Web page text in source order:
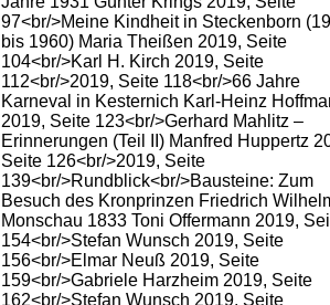
97<br/>Meine Kindheit in Steckenborn
bis 1960) Maria Theißen 2019, Seite
104<br/>Karl H. Kirch 2019, Seite
112<br/>2019, Seite 118<br/>66 Jahre
Karneval in Kesternich Karl-Heinz
2019, Seite 123<br/>Gerhard Mahlitz –
Erinnerungen (Teil II) Manfred Huppertz
Seite 126<br/>2019, Seite
139<br/>Rundblick<br/>Bausteine: Zum
Besuch des Kronprinzen Friedrich
Monschau 1833 Toni Offermann 2019,
154<br/>Stefan Wunsch 2019, Seite
156<br/>Elmar Neuß 2019, Seite
159<br/>Gabriele Harzheim 2019, Seite
162<br/>Stefan Wunsch 2019, Seite